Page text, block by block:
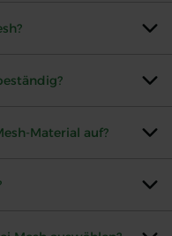
Material auf?